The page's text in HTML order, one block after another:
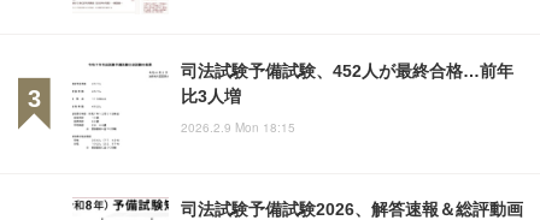
司法試験予備試験、452人が最終合格…前年
比3人増
2026.2.9 Mon 18:15
司法試験予備試験2026、解答速報＆総評動画